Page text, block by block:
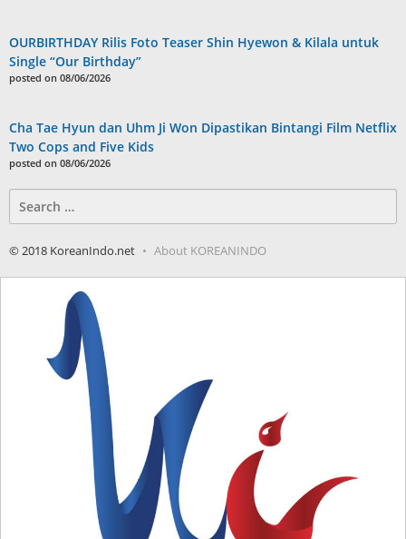
OURBIRTHDAY Rilis Foto Teaser Shin Hyewon & Kilala untuk
Single “Our Birthday”
posted on 08/06/2026
Cha Tae Hyun dan Uhm Ji Won Dipastikan Bintangi Film Netflix
Two Cops and Five Kids
posted on 08/06/2026
for:
© 2018 KoreanIndo.net About KOREANINDO